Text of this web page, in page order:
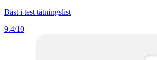
Bäst i test tätningslist
9.4/10